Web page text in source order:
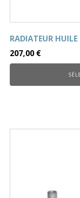
RADIATEUR
207,00 €